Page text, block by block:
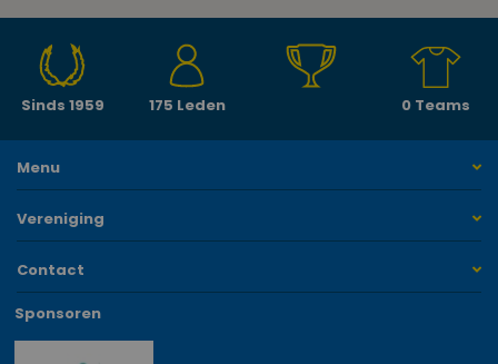
Sinds 1959 175 Leden 0 Teams
Menu
Vereniging
Contact
Sponsoren